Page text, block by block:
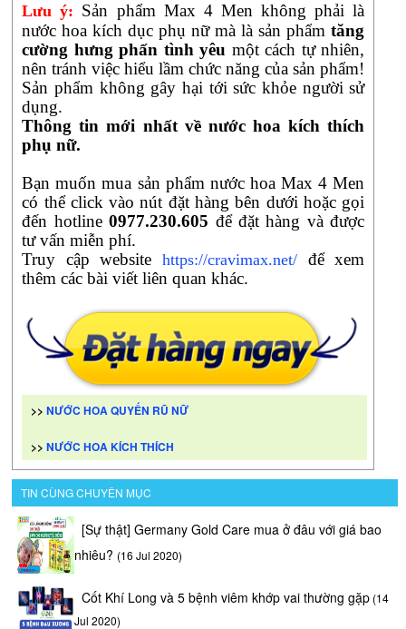
Lưu ý: Sản phẩm Max 4 Men không phải là
nước hoa kích dục phụ nữ mà là sản phẩmtăng
cường hưng phấn tình yêu một cách tự nhiên,
nên tránh việc hiểu lầm chức năng của sản phẩm!
Sản phẩm không gây hại tới sức khỏe người sử
dụng.
Thông tin mới nhất về nước hoa kích thích
phụ nữ.
Bạn muốn mua sản phẩm nước hoa Max 4 Men
có thể click vào nút đặt hàng bên dưới hoặc gọi
đến hotline0977.230.605 để đặt hàng và được
tư vấn miễn phí.
Truy cập websitehttps://cravimax.net/ để xem
thêm các bài viết liên quan khác.
>> NƯỚC HOA QUYẾN RŨ NỮ
>> NƯỚC HOA KÍCH THÍCH
TIN CÙNG CHUYÊN MỤC
[Sự thật] Germany Gold Care mua ở đâu với giá bao
nhiêu? (16 Jul 2020)
Cốt Khí Long và 5 bệnh viêm khớp vai thường gặp (14
Jul 2020)